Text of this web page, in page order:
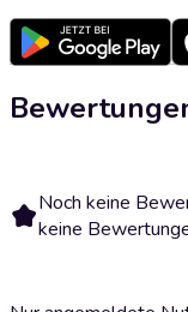
Noch keine
keine